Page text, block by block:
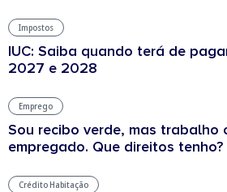
Impostos
IUC: Saiba quando terá de
2027 e 2028
Emprego
Sou recibo verde, mas trabalho
empregado. Que direitos tenho?
Crédito Habitação